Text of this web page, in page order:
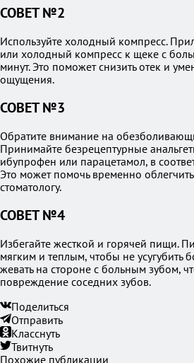
СОВЕТ №2
Используйте холодный компресс.
или холодный компресс к щеке с
минут. Это поможет снизить отек и
ощущения.
СОВЕТ №3
Обратите внимание на
Принимайте безрецептурные
ибупрофен или парацетамол, в
Это может помочь временно
стоматологу.
СОВЕТ №4
Избегайте жесткой и горячей пищи.
мягким и теплым, чтобы не усугубить
жевать на стороне с больным зубом,
повреждение соседних зубов.
Поделиться
Отправить
Класснуть
Твитнуть
Похожие публикации